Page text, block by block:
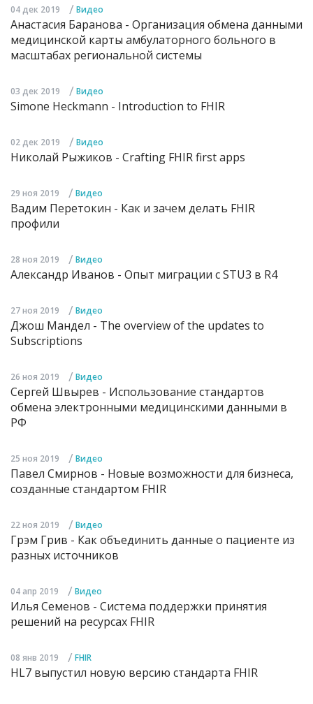
04 дек 2019 / Видео
Анастасия Баранова - Организация обмена данными
медицинской карты амбулаторного больного в
масштабах региональной системы
03 дек 2019 / Видео
Simone Heckmann - Introduction to FHIR
02 дек 2019 / Видео
Николай Рыжиков - Crafting FHIR first apps
29 ноя 2019 / Видео
Вадим Перетокин - Как и зачем делать FHIR
профили
28 ноя 2019 / Видео
Александр Иванов - Опыт миграции с STU3 в R4
27 ноя 2019 / Видео
Джош Мандел - The overview of the updates to
Subscriptions
26 ноя 2019 / Видео
Cергей Швырев - Использование стандартов
обмена электронными медицинскими данными в
РФ
25 ноя 2019 / Видео
Павел Смирнов - Новые возможности для бизнеса,
созданные стандартом FHIR
22 ноя 2019 / Видео
Грэм Грив - Как объединить данные о пациенте из
разных источников
04 апр 2019 / Видео
Илья Семенов - Система поддержки принятия
решений на ресурсах FHIR
08 янв 2019 / FHIR
HL7 выпустил новую версию стандарта FHIR